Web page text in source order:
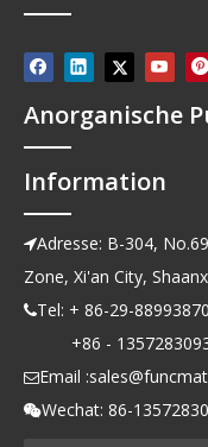
Anorganische
Information
Adresse: B-304,
Zone, Xi'an City,
Tel: + 86-29-88993870
+86 -
Email :
Wechat: 86-